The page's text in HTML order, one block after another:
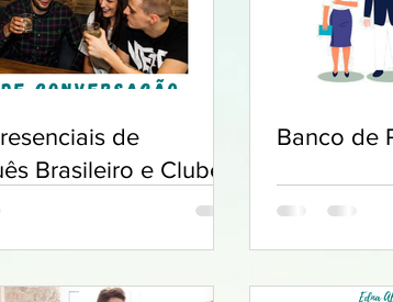
de
Brasileiro e Clube
Banco de